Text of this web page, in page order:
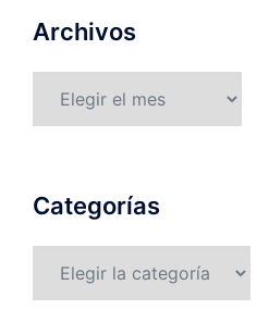
Archivos
Categorías